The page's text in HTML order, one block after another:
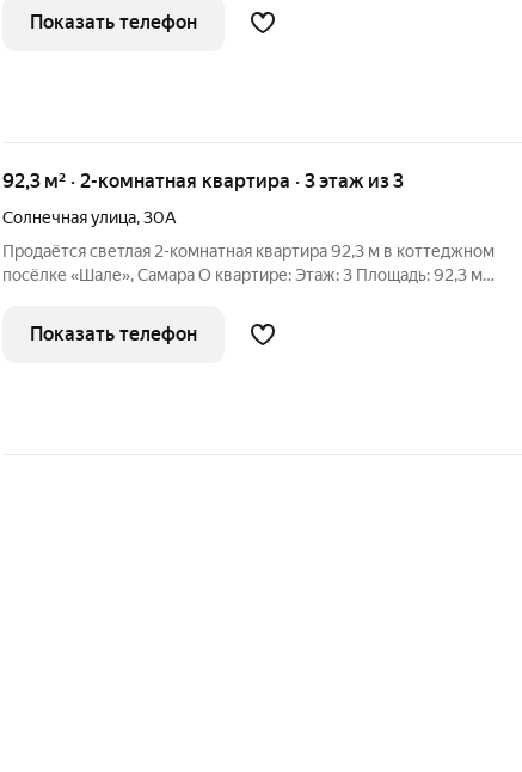
обеспечат тишину и личное пространство для каждого.
Совмещённый санузел продуман
Показать телефон
92,3 м² · 2-комнатная квартира · 3 этаж из 3
Солнечная улица,30А
Продаётся светлая 2-комнатная квартира 92,3 м в коттеджном
посёлке «Шале», Самара О квартире: Этаж: 3 Площадь: 92,3 м
Просторный холл + гостиная + балкон Отдельная гардеробная
(большой шкаф-купе в
Показать телефон